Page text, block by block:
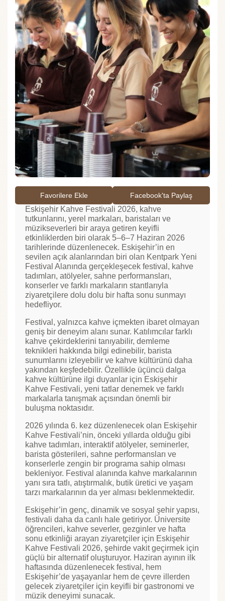
Favorilere Ekle Facebook'ta Paylaş
Eskişehir Kahve Festivali 2026, kahve
tutkunlarını, yerel markaları, baristaları ve
müzikseverleri bir araya getiren keyifli
etkinliklerden biri olarak 5–6–7 Haziran 2026
tarihlerinde düzenlenecek. Eskişehir’in en
sevilen açık alanlarından biri olan Kentpark Yeni
Festival Alanında gerçekleşecek festival, kahve
tadımları, atölyeler, sahne performansları,
konserler ve farklı markaların stantlarıyla
ziyaretçilere dolu dolu bir hafta sonu sunmayı
hedefliyor.
Festival, yalnızca kahve içmekten ibaret olmayan
geniş bir deneyim alanı sunar. Katılımcılar farklı
kahve çekirdeklerini tanıyabilir, demleme
teknikleri hakkında bilgi edinebilir, barista
sunumlarını izleyebilir ve kahve kültürünü daha
yakından keşfedebilir. Özellikle üçüncü dalga
kahve kültürüne ilgi duyanlar için Eskişehir
Kahve Festivali, yeni tatlar denemek ve farklı
markalarla tanışmak açısından önemli bir
buluşma noktasıdır.
2026 yılında 6. kez düzenlenecek olan Eskişehir
Kahve Festivali’nin, önceki yıllarda olduğu gibi
kahve tadımları, interaktif atölyeler, seminerler,
barista gösterileri, sahne performansları ve
konserlerle zengin bir programa sahip olması
bekleniyor. Festival alanında kahve markalarının
yanı sıra tatlı, atıştırmalık, butik üretici ve yaşam
tarzı markalarının da yer alması beklenmektedir.
Eskişehir’in genç, dinamik ve sosyal şehir yapısı,
festivali daha da canlı hale getiriyor. Üniversite
öğrencileri, kahve severler, gezginler ve hafta
sonu etkinliği arayan ziyaretçiler için Eskişehir
Kahve Festivali 2026, şehirde vakit geçirmek için
güçlü bir alternatif oluşturuyor. Haziran ayının ilk
haftasında düzenlenecek festival, hem
Eskişehir’de yaşayanlar hem de çevre illerden
gelecek ziyaretçiler için keyifli bir gastronomi ve
müzik deneyimi sunacak.